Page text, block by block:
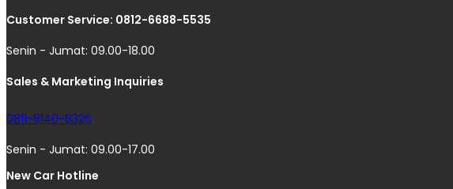
Customer Service: 0812-6688-5535
Senin - Jumat: 09.00-18.00
Sales & Marketing Inquiries
0811-8140-8326
Senin - Jumat: 09.00-17.00
New Car Hotline